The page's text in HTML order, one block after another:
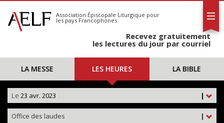
S'abonner
Calendrier
Association Épiscopale Liturgique pour
les pays Francophones
Recevez gratuitement
les lectures du jour par courriel
LA MESSE LES HEURES LA BIBLE
|
Le 23 avr. 2023
|
Office des laudes